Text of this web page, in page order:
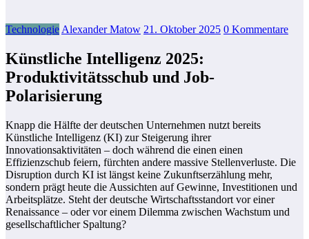
Technologie Alexander Matow 21. Oktober 2025 0 Kommentare
Künstliche Intelligenz 2025:
Produktivitätsschub und Job-
Polarisierung
Knapp die Hälfte der deutschen Unternehmen nutzt bereits
Künstliche Intelligenz (KI) zur Steigerung ihrer
Innovationsaktivitäten – doch während die einen einen
Effizienzschub feiern, fürchten andere massive Stellenverluste. Die
Disruption durch KI ist längst keine Zukunftserzählung mehr,
sondern prägt heute die Aussichten auf Gewinne, Investitionen und
Arbeitsplätze. Steht der deutsche Wirtschaftsstandort vor einer
Renaissance – oder vor einem Dilemma zwischen Wachstum und
gesellschaftlicher Spaltung?